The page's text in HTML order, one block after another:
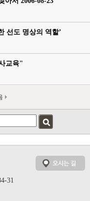
선도 명상의 역할’
교육"
31